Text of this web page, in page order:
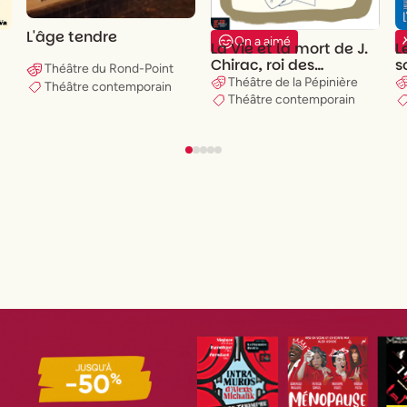
L'âge tendre
Théâtre du Rond-Point
Théâtre contemporain
On a aimé
La Vie et la mort de J.
Chirac, roi des
Français
Théâtre de la Pépinière
Théâtre contemporain